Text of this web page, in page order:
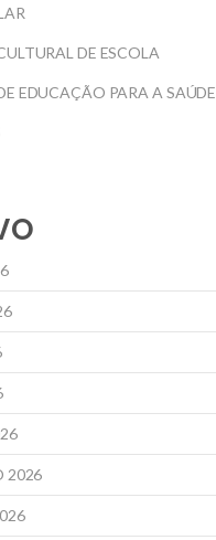
DE ESCOLA
EDUCAÇÃO PARA A SAÚDE
2026